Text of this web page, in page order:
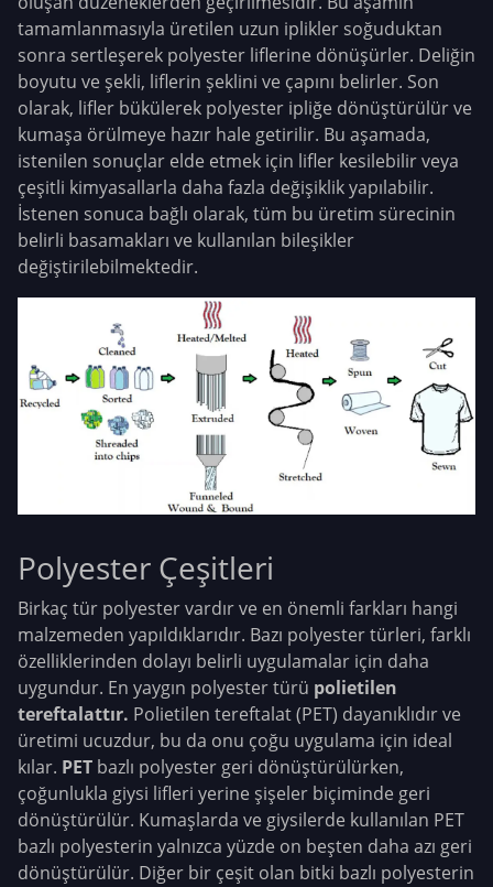
tamamlanmasıyla üretilen uzun iplikler soğuduktan
sonra sertleşerek polyester liflerine dönüşürler. Deliğin
boyutu ve şekli, liflerin şeklini ve çapını belirler. Son
olarak, lifler bükülerek polyester ipliğe dönüştürülür ve
kumaşa örülmeye hazır hale getirilir. Bu aşamada,
istenilen sonuçlar elde etmek için lifler kesilebilir veya
çeşitli kimyasallarla daha fazla değişiklik yapılabilir.
İstenen sonuca bağlı olarak, tüm bu üretim sürecinin
belirli basamakları ve kullanılan bileşikler
değiştirilebilmektedir.
Polyester Çeşitleri
Birkaç tür polyester vardır ve en önemli farkları hangi
malzemeden yapıldıklarıdır. Bazı polyester türleri, farklı
özelliklerinden dolayı belirli uygulamalar için daha
uygundur. En yaygın polyester türü polietilen
tereftalattır. Polietilen tereftalat (PET) dayanıklıdır ve
üretimi ucuzdur, bu da onu çoğu uygulama için ideal
kılar. PET bazlı polyester geri dönüştürülürken,
çoğunlukla giysi lifleri yerine şişeler biçiminde geri
dönüştürülür. Kumaşlarda ve giysilerde kullanılan PET
bazlı polyesterin yalnızca yüzde on beşten daha azı geri
dönüştürülür. Diğer bir çeşit olan bitki bazlı polyesterin